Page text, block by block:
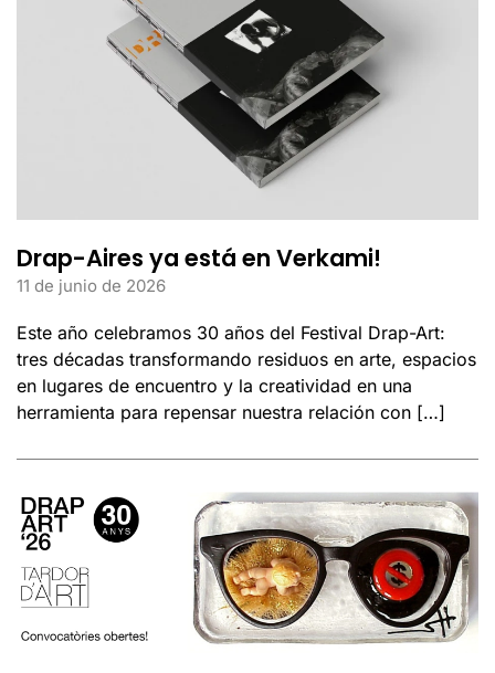
Drap-Aires ya está en Verkami!
11 de junio de 2026
Este año celebramos 30 años del Festival Drap-Art:
tres décadas transformando residuos en arte, espacios
en lugares de encuentro y la creatividad en una
herramienta para repensar nuestra relación con […]